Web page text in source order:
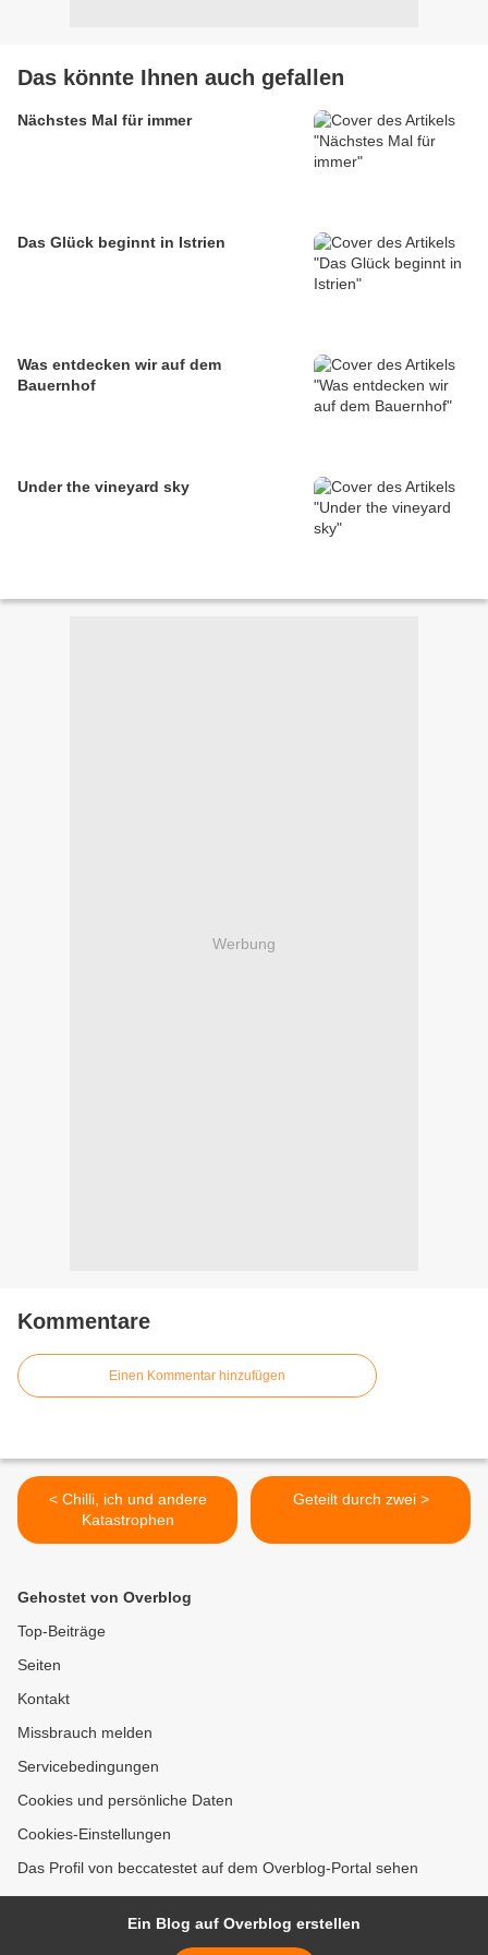
Das könnte Ihnen auch gefallen
Nächstes Mal für immer
Das Glück beginnt in Istrien
Was entdecken wir auf dem
Bauernhof
Under the vineyard sky
Werbung
Kommentare
Einen Kommentar hinzufügen
< Chilli, ich und andere
Katastrophen
Geteilt durch zwei >
Gehostet von Overblog
Top-Beiträge
Seiten
Kontakt
Missbrauch melden
Servicebedingungen
Cookies und persönliche Daten
Cookies-Einstellungen
Das Profil von beccatestet auf dem Overblog-Portal sehen
Ein Blog auf Overblog erstellen